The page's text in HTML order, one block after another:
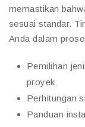
memastikan
sesuai standar.
Anda dalam
Pemilihan
proyek
Perhitungan
Panduan